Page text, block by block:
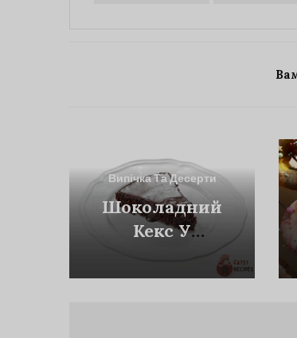
Випічка Та Десерти
Шоколадний
Кекс У
Мікрохвильовці